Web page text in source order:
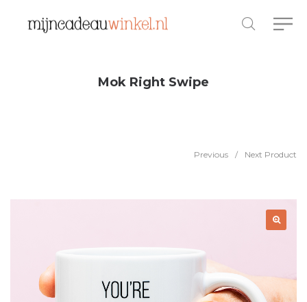
Mok Right Swipe
Previous / Next Product